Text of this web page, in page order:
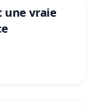
une vraie